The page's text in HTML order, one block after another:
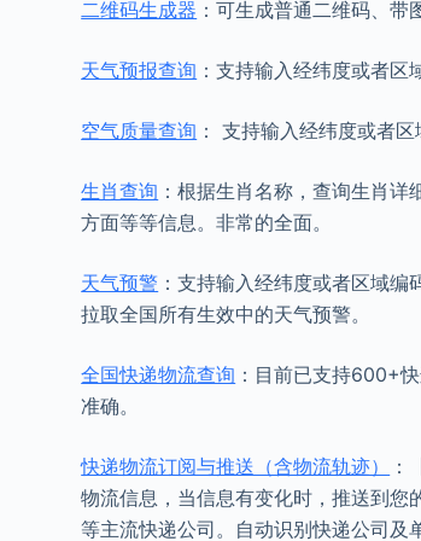
二维码生成器 ：可生成普通二维码、带
天气预报查询 ：支持输入经纬度或者区
空气质量查询 ： 支持输入经纬度或者
生肖查询 ：根据生肖名称，查询生肖
方面等等信息。非常的全面。
天气预警 ：支持输入经纬度或者区域
拉取全国所有生效中的天气预警。
全国快递物流查询 ：目前已支持600+
准确。
快递物流订阅与推送（含物流轨迹）
物流信息，当信息有变化时，推送到您
等主流快递公司。自动识别快递公司及